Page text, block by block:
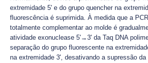
extremidade 5' e do grupo quencher na
fluorescência é suprimida. À medida que a
totalmente complementar ao molde é
atividade exonuclease 5'→3' da Taq DNA
separação do grupo fluorescente na
na extremidade 3', desativando a supressão